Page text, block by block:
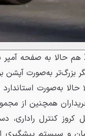
حالا به‌صورت
کنترل راداری،